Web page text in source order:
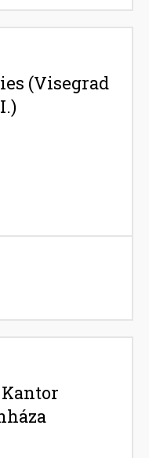
(Visegrad